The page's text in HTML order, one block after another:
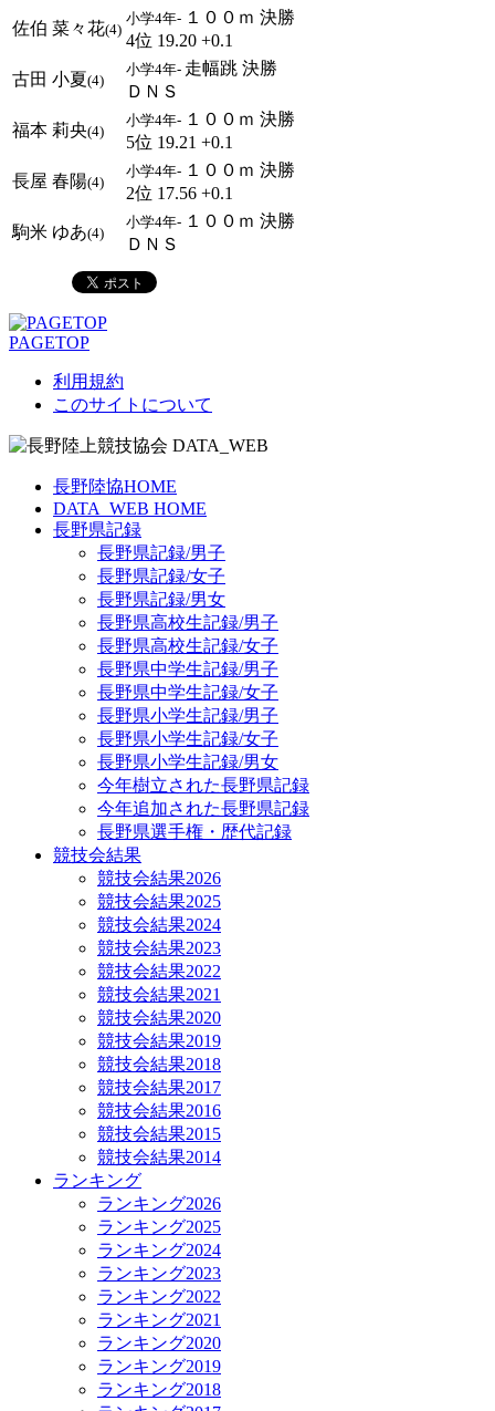
佐伯 菜々花(4)
小学4年- １００ｍ 決勝
4位 19.20 +0.1
古田 小夏(4)
小学4年- 走幅跳 決勝
ＤＮＳ
福本 莉央(4)
小学4年- １００ｍ 決勝
5位 19.21 +0.1
長屋 春陽(4)
小学4年- １００ｍ 決勝
2位 17.56 +0.1
駒米 ゆあ(4)
小学4年- １００ｍ 決勝
ＤＮＳ
PAGETOP
利用規約
このサイトについて
長野陸協HOME
DATA_WEB HOME
長野県記録
長野県記録/男子
長野県記録/女子
長野県記録/男女
長野県高校生記録/男子
長野県高校生記録/女子
長野県中学生記録/男子
長野県中学生記録/女子
長野県小学生記録/男子
長野県小学生記録/女子
長野県小学生記録/男女
今年樹立された長野県記録
今年追加された長野県記録
長野県選手権・歴代記録
競技会結果
競技会結果2026
競技会結果2025
競技会結果2024
競技会結果2023
競技会結果2022
競技会結果2021
競技会結果2020
競技会結果2019
競技会結果2018
競技会結果2017
競技会結果2016
競技会結果2015
競技会結果2014
ランキング
ランキング2026
ランキング2025
ランキング2024
ランキング2023
ランキング2022
ランキング2021
ランキング2020
ランキング2019
ランキング2018